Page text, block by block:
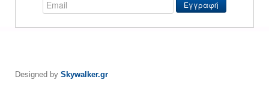
Designed by Skywalker.gr